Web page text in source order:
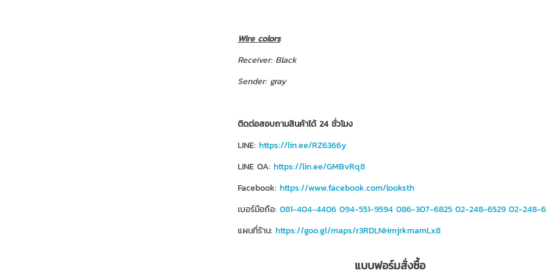
Wire colors
Receiver: Black
Sender: gray
ติดต่อสอบถามสินค้าได้ 24 ชั่วโมง
LINE: https://lin.ee/RZ6366y
LINE OA: https://lin.ee/GMBvRq8
Facebook: https://www.facebook.com/looksth
เบอร์มือถือ: 081-404-4406 094-551-9594 086-307-6825 02-248-6529 02-248-
แผนที่ร้าน: https://goo.gl/maps/r3RDLNHmjrkmamLx8
แบบฟอร์มสั่งซื้อ